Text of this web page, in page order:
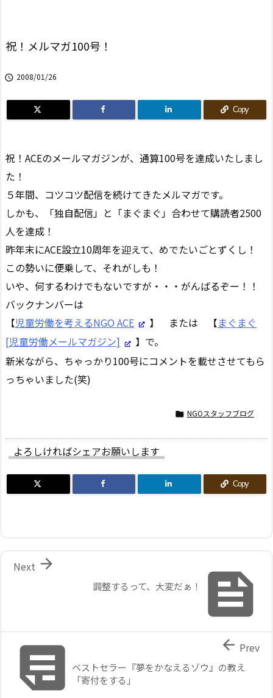
祝！メルマガ100号！
 2008/01/26
Copy
祝！ACEのメールマガジンが、通算100号を達成いたしまし
た！
５年間、コツコツ配信を続けてきたメルマガです。
しかも、「独自配信」と「まぐまぐ」合わせて購読者2500
人を達成！
昨年末にACE設立10周年を迎えて、めでたいごとずくし！
この勢いに便乗して、それがしも！
いや、何するわけでもないですが・・・がんばるぞー！！
バックナンバーは
【児童労働を考えるNGO ACE 】 または 【まぐまぐ
[児童労働メールマガジン]
】で。
新米ながら、ちゃっかり100号にコメントを載せさせてもら
っちゃいました(笑)
 NGOスタッフブログ
よろしければシェアお願いします
Copy

調整するって、大変だぁ！

Next
ベストセラー『夢をかなえるゾウ』の教え
「寄付をする」
 Prev